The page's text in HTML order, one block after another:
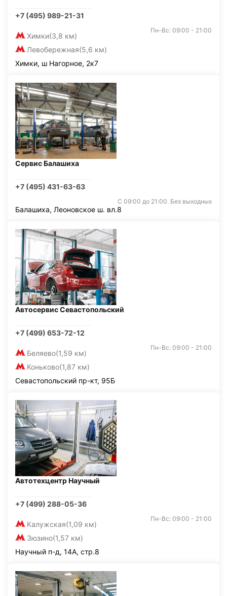
+7 (495) 989-21-31
Химки(3,8 км)
Левобережная(5,6 км)
Пн-Вс: 09:00 - 21:00
Химки, ш Нагорное, 2к7
Сервис Балашиха
+7 (495) 431-63-63
С 09:00 до 21:00. Без выходных
Балашиха, Леоновское ш. вл.8
Автосервис Севастопольский
+7 (499) 653-72-12
Беляево(1,59 км)
Коньково(1,87 км)
Пн-Вс: 09:00 - 21:00
Севастопольский пр-кт, 95Б
Автотехцентр Научный
+7 (499) 288-05-36
Калужская(1,09 км)
Зюзино(1,57 км)
Пн-Вс: 09:00 - 21:00
Научный п-д, 14А, стр.8